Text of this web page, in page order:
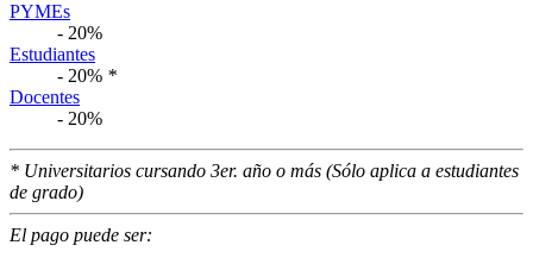
PYMEs
- 20%
Estudiantes
- 20% *
Docentes
- 20%
* Universitarios cursando 3er. año o más (Sólo aplica a estudiantes
de grado)
El pago puede ser: